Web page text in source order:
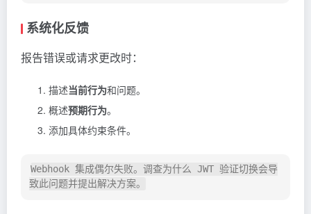
系统化反馈
报告错误或请求更改时：
描述当前行为和问题。
概述预期行为。
添加具体约束条件。
Webhook 集成偶尔失败。调查为什么 JWT 验证切换会导